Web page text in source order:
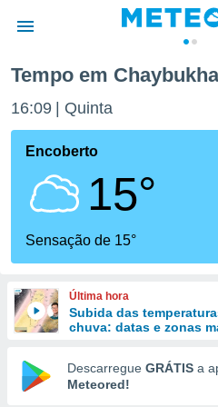
da
foi
fornecidas
a este
das
e
forma
digital
Tempo em Chaybukha
16:09 Quinta
Encoberto
15°
Sensação de 15°
Última hora
Subida das
chuva: datas e zonas
Descarregue GRÁTIS a
Meteored!